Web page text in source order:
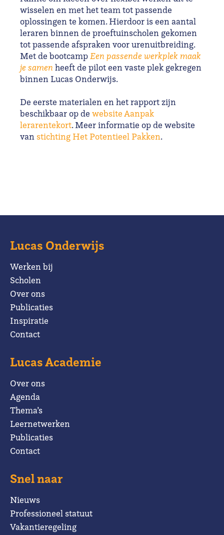
wisselen en met het team tot passende
oplossingen te komen. Hierdoor is een aantal
leraren binnen de proeftuinscholen gekomen
tot passende afspraken voor urenuitbreiding.
Met de bootcampEen passende werkplek maak
je samen heeft de pilot een vaste plek gekregen
binnen Lucas Onderwijs.
De eerste materialen en het rapport zijn
beschikbaar op de website Aanpak
lerarentekort. Meer informatie op de website
van stichting Het Potentieel Pakken.
Lucas Onderwijs
Werken bij
Scholen
Over ons
Publicaties
Inspiratie
Contact
Lucas Academie
Over ons
Agenda
Thema’s
Leernetwerken
Publicaties
Contact
Snel naar
Nieuws
Professioneel statuut
Vakantieregeling